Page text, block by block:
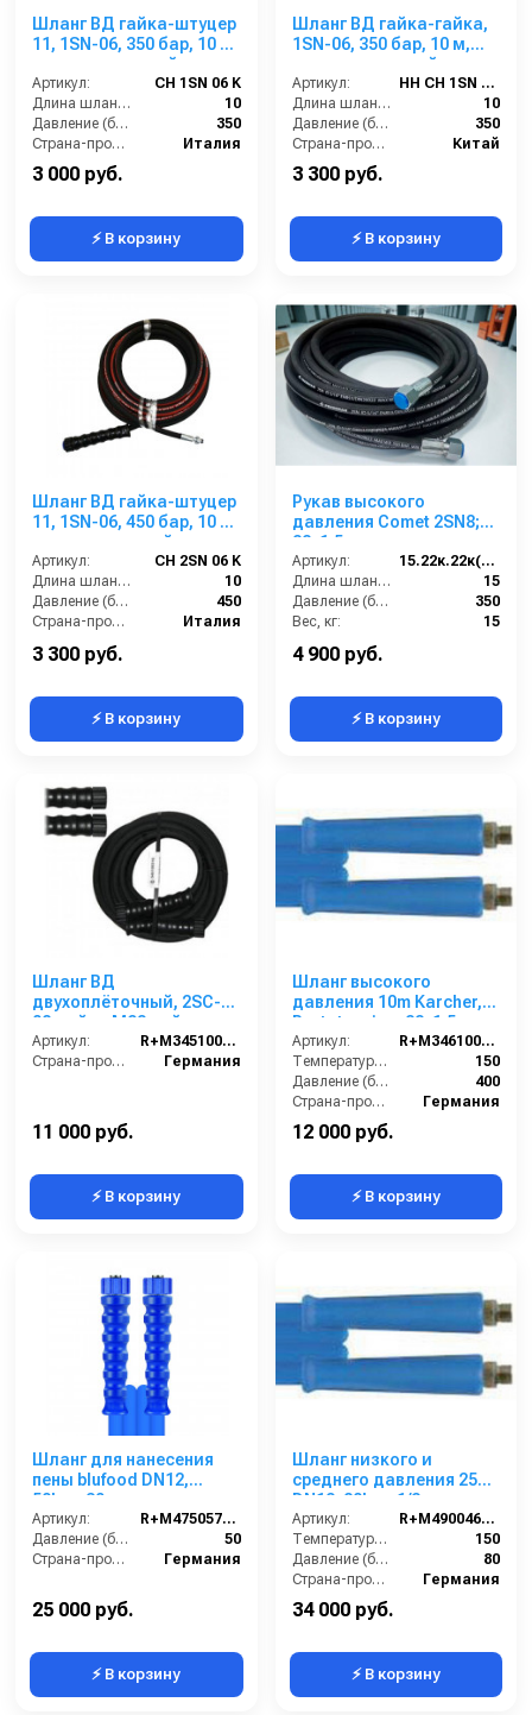
Шланг ВД гайка-штуцер
11, 1SN-06, 350 бар, 10 м.
однооплеточный
Артикул:
CH 1SN 06 K
Длина шланга (м):
10
Давление (бар):
350
Страна-производитель:
Италия
3 000 руб.
⚡ В корзину
Шланг ВД гайка-гайка,
1SN-06, 350 бар, 10 м,
однооплеточный
Артикул:
HH CH 1SN 06 M22-10
Длина шланга (м):
10
Давление (бар):
350
Страна-производитель:
Китай
3 300 руб.
⚡ В корзину
Шланг ВД гайка-штуцер
11, 1SN-06, 450 бар, 10 м.
двухоплеточный
Артикул:
CH 2SN 06 K
Длина шланга (м):
10
Давление (бар):
450
Страна-производитель:
Италия
3 300 руб.
⚡ В корзину
Рукав высокого
давления Comet 2SN8;
22х1,5 г. под ключ
-22х1,5 г. под ключ ; 15м
Артикул:
15.22к.22к(2SN8) Comet
Длина шланга ВД (м):
15
Давление (бар):
350
Вес, кг:
15
4 900 руб.
⚡ В корзину
Шланг ВД
двухоплёточный, 2SC-
08, гайка М22-гайка
М22, 20m, 400bar для
PORTOTECNICA,
Артикул:
R+M345100320
Страна-производитель:
Германия
11 000 руб.
⚡ В корзину
Шланг высокого
давления 10m Karcher,
Portotecnica, 22х1,5
Артикул:
R+M3461006109
Температура (°C):
150
Давление (бар):
400
Страна-производитель:
Германия
12 000 руб.
⚡ В корзину
Шланг для нанесения
пены blufood DN12,
50bar, 30m,
1/2внут-1/2внут,
арматура нерж.сталь
Артикул:
R+M4750576309
Давление (бар):
50
Страна-производитель:
Германия
25 000 руб.
⚡ В корзину
Шланг низкого и
среднего давления 25m
DN12, 80bar, 1/2внеш-
1/2внеш, -40°C - +150°C,
арматура нерж.сталь
Артикул:
R+M4900460259
Температура (°C):
150
Давление (бар):
80
Страна-производитель:
Германия
34 000 руб.
⚡ В корзину